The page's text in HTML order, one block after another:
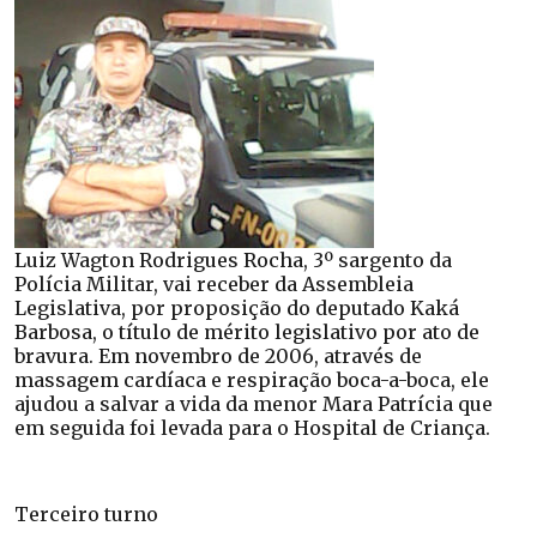
Luiz Wagton Rodrigues Rocha, 3º sargento da
Polícia Militar, vai receber da Assembleia
Legislativa, por proposição do deputado Kaká
Barbosa, o título de mérito legislativo por ato de
bravura. Em novembro de 2006, através de
massagem cardíaca e respiração boca-a-boca, ele
ajudou a salvar a vida da menor Mara Patrícia que
em seguida foi levada para o Hospital de Criança.
Terceiro turno